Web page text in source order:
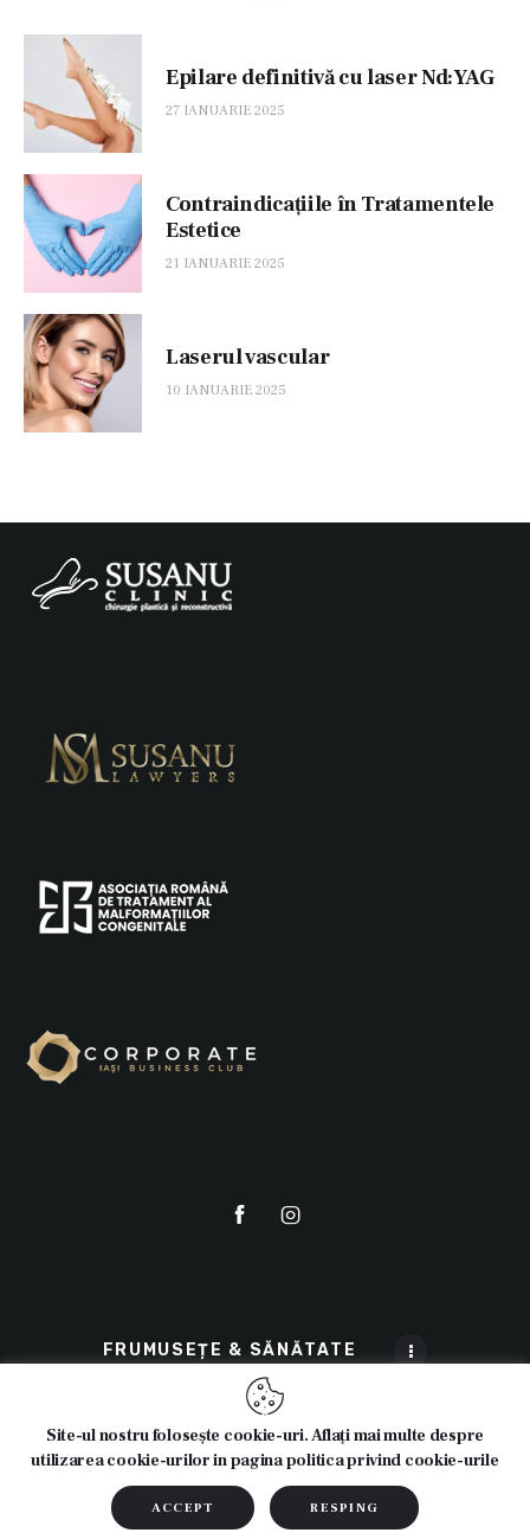
Epilare definitivă cu laser Nd:YAG
27 IANUARIE 2025
Contraindicațiile în Tratamentele
Estetice
21 IANUARIE 2025
Laserul vascular
10 IANUARIE 2025
FRUMUSEȚE & SĂNĂTATE
© 2025 Cosmeticline.ro - Toate drepturile rezervate.
Webdesign:
Cipdesign.net
Site-ul nostru folosește cookie-uri. Aflați mai multe despre
utilizarea cookie-urilor in pagina politica privind cookie-urile
ACCEPT RESPING